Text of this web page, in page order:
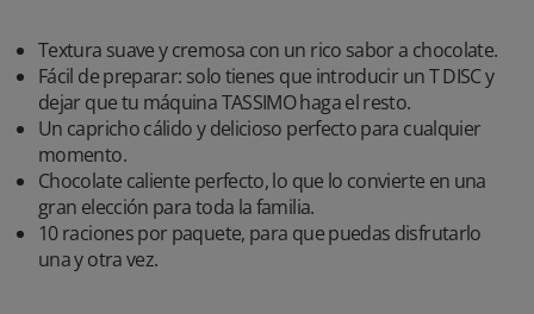
Textura suave y cremosa con un rico sabor a chocolate.
Fácil de preparar: solo tienes que introducir un T DISC y
dejar que tu máquina TASSIMO haga el resto.
Un capricho cálido y delicioso perfecto para cualquier
momento.
Chocolate caliente perfecto, lo que lo convierte en una
gran elección para toda la familia.
10 raciones por paquete, para que puedas disfrutarlo
una y otra vez.